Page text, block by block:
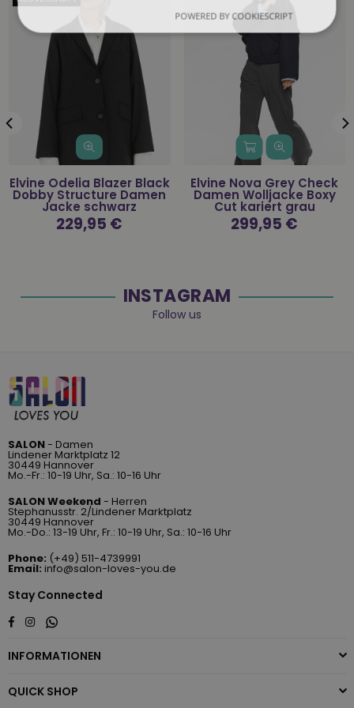
Elvine Odelia Blazer Black
Dobby Structure Damen
Jacke schwarz
Normaler
Preis
229,95 €
Elvine Nova Grey Check
Damen Wolljacke Boxy
Cut kariert grau
Normaler
Preis
299,95 €
INSTAGRAM
Follow us
SALON- Damen
Lindener Marktplatz 12
30449 Hannover
Mo.-Fr.: 10-19 Uhr, Sa.: 10-16 Uhr
SALON Weekend - Herren
Stephanusstr. 2/Lindener Marktplatz
30449 Hannover
Mo.-Do.: 13-19 Uhr, Fr.: 10-19 Uhr, Sa.: 10-16 Uhr
Phone: (+49) 511-4739991
Email: info@salon-loves-you.de
Stay Connected
Facebook
InstagramWhatsapp
INFORMATIONEN
QUICK SHOP
POWERED BY COOKIESCRIPT